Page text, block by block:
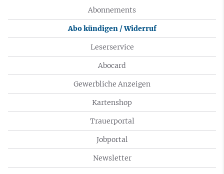
Abonnements
Abo kündigen / Widerruf
Leserservice
Abocard
Gewerbliche Anzeigen
Kartenshop
Trauerportal
Jobportal
Newsletter